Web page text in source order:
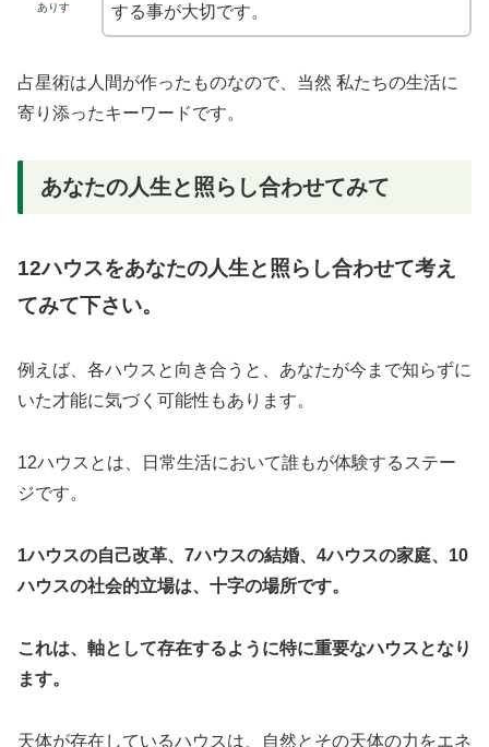
ありす
する事が大切です。
占星術は人間が作ったものなので、当然 私たちの生活に
寄り添ったキーワードです。
あなたの人生と照らし合わせてみて
12ハウスをあなたの人生と照らし合わせて考え
てみて下さい。
例えば、各ハウスと向き合うと、あなたが今まで知らずに
いた才能に気づく可能性もあります。
12ハウスとは、日常生活において誰もが体験するステー
ジです。
1ハウスの自己改革、7ハウスの結婚、4ハウスの家庭、10
ハウスの社会的立場は、十字の場所です。
これは、軸として存在するように特に重要なハウスとなり
ます。
天体が存在しているハウスは、自然とその天体の力をエネ